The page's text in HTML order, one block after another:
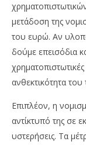
μετάδοση της
του ευρώ. Αν
δούμε επεισόδια
ανθεκτικότητα
Επιπλέον, η
αντίκτυπό της σε
υστερήσεις. Τα